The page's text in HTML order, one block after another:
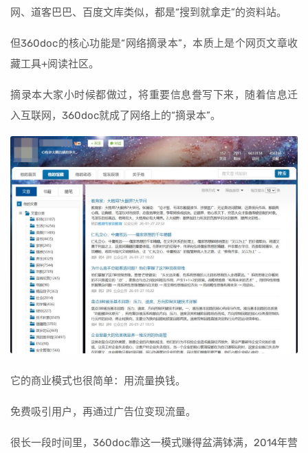
网、道客巴巴、百度文库类似，都是“搜到就拿走”的资料站。
但360doc的核心功能是“网络摘录本”，本质上是个网页文章收
藏工具+阅读社区。
摘录本大家小时候都做过，将重要信息誊写下来，随着信息迁
入互联网，360doc就成了网络上的“摘录本”。
它的商业模式也很简单：用流量换钱。
免费吸引用户，再通过广告位变现流量。
很长一段时间里，360doc靠这一模式赚得盆满钵满，2014年营